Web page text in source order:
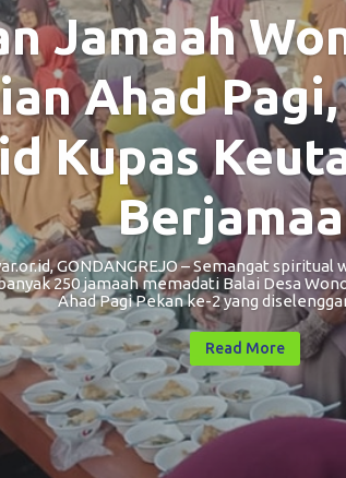
Jamaah
Ahad
Kupas
GONDANGREJO – Semangat
250 jamaah memadati Balai Desa
Ahad Pagi Pekan ke-2 yang
Read More